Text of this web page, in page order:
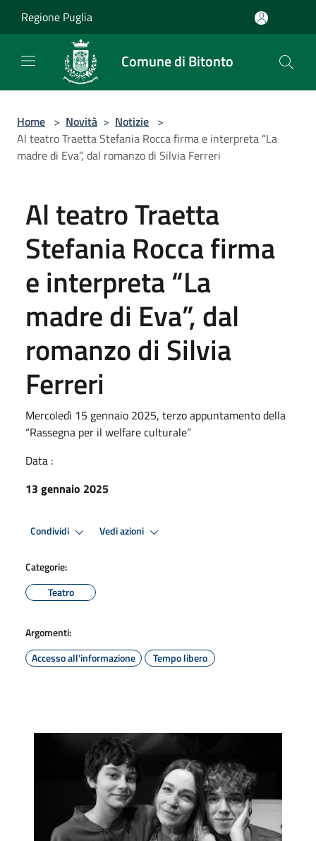
Regione Puglia
Comune di Bitonto
Home > Novità > Notizie >
Al teatro Traetta Stefania Rocca firma e interpreta “La
madre di Eva”, dal romanzo di Silvia Ferreri
Al teatro Traetta
Stefania Rocca firma
e interpreta “La
madre di Eva”, dal
romanzo di Silvia
Ferreri
Mercoledì 15 gennaio 2025, terzo appuntamento della
“Rassegna per il welfare culturale”
Data :
13 gennaio 2025
Condividi Vedi azioni
Categorie:
Teatro
Argomenti:
Accesso all'informazione
Tempo libero